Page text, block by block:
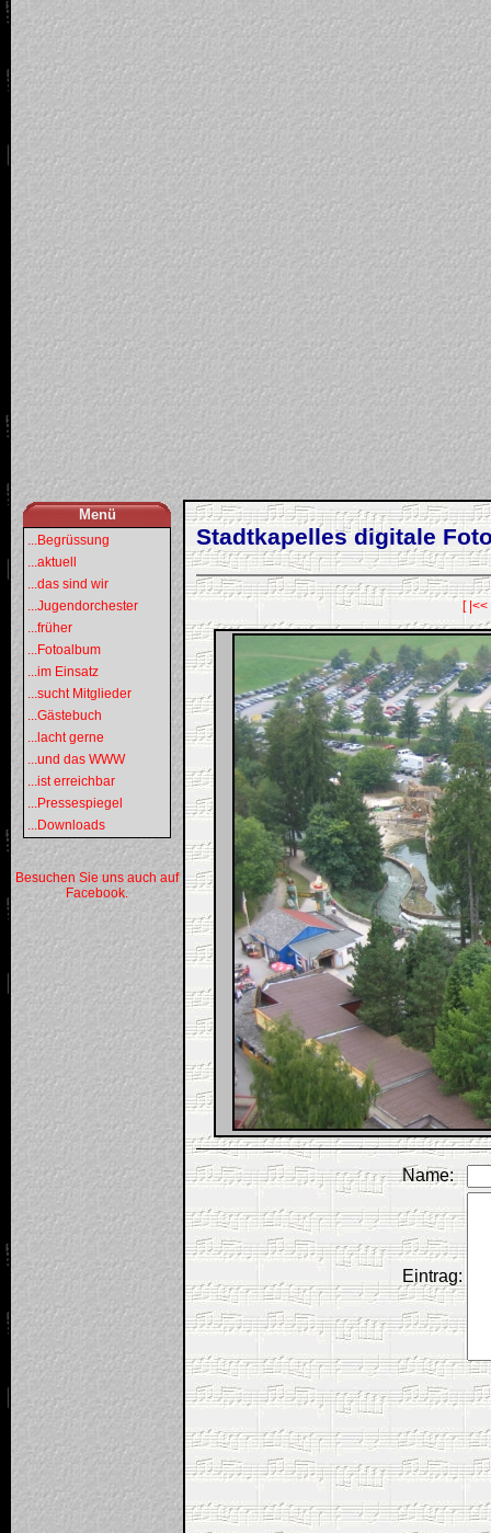
Menü
...Begrüssung
...aktuell
...das sind wir
...Jugendorchester
...früher
...Fotoalbum
...im Einsatz
...sucht Mitglieder
...Gästebuch
...lacht gerne
...und das WWW
...ist erreichbar
...Pressespiegel
...Downloads
Besuchen Sie uns auch auf
Facebook.
Stadtkapelles digitale
[
Name:
Eintrag: